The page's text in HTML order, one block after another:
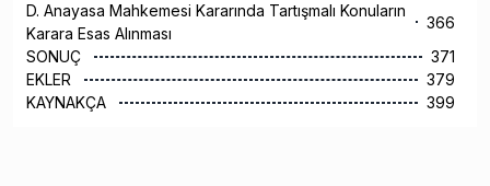
D. Anayasa Mahkemesi Kararında Tartışmalı Konuların
Karara Esas Alınması
366
SONUÇ
371
EKLER
379
KAYNAKÇA
399